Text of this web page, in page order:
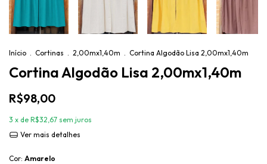
Início . Cortinas . 2,00mx1,40m . Cortina Algodão Lisa 2,00mx1,40m
Cortina Algodão Lisa 2,00mx1,40m
R$98,00
3 x de R$32,67 sem juros
Ver mais detalhes
Cor: Amarelo